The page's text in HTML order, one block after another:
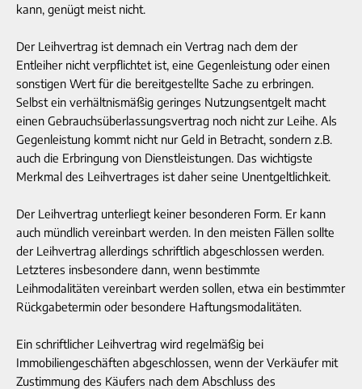
kann, genügt meist nicht.
Der Leihvertrag ist demnach ein Vertrag nach dem der
Entleiher nicht verpflichtet ist, eine Gegenleistung oder einen
sonstigen Wert für die bereitgestellte Sache zu erbringen.
Selbst ein verhältnismäßig geringes Nutzungsentgelt macht
einen Gebrauchsüberlassungsvertrag noch nicht zur Leihe. Als
Gegenleistung kommt nicht nur Geld in Betracht, sondern z.B.
auch die Erbringung von Dienstleistungen. Das wichtigste
Merkmal des Leihvertrages ist daher seine Unentgeltlichkeit.
Der Leihvertrag unterliegt keiner besonderen Form. Er kann
auch mündlich vereinbart werden. In den meisten Fällen sollte
der Leihvertrag allerdings schriftlich abgeschlossen werden.
Letzteres insbesondere dann, wenn bestimmte
Leihmodalitäten vereinbart werden sollen, etwa ein bestimmter
Rückgabetermin oder besondere Haftungsmodalitäten.
Ein schriftlicher Leihvertrag wird regelmäßig bei
Immobiliengeschäften abgeschlossen, wenn der Verkäufer mit
Zustimmung des Käufers nach dem Abschluss des